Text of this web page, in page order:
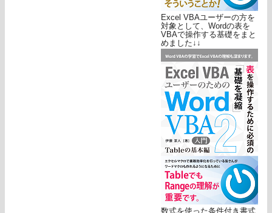
Excel VBAユーザーの方を
対象として、Wordの表を
VBAで操作する基礎をまと
めました↓↓
数式を使った条件付き書式